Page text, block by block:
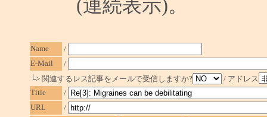
(連続表示)。
Name
/
E-Mail
/
└> 関連するレス記事をメールで受信しますか?
/ アドレス
Title
/
URL
/